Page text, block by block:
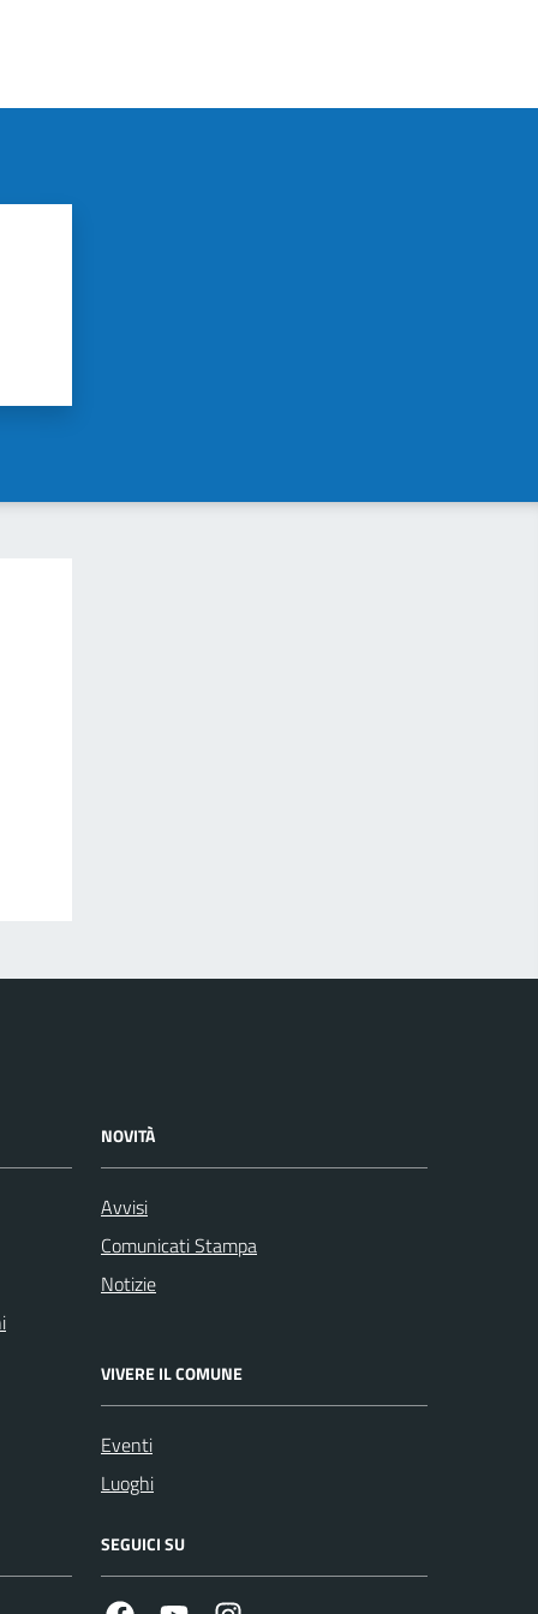
NOVITÀ
Avvisi
Comunicati Stampa
Notizie
VIVERE IL COMUNE
Eventi
Luoghi
SEGUICI SU